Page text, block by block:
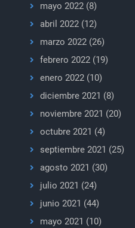
mayo 2022(8)
abril 2022(12)
marzo 2022(26)
febrero 2022(19)
enero 2022(10)
diciembre 2021 (8)
noviembre 2021 (20)
octubre 2021 (4)
septiembre 2021 (25)
agosto 2021 (30)
julio 2021 (24)
junio 2021 (44)
mayo 2021 (10)